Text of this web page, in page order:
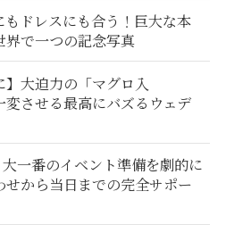
もドレスにも合う！巨大な本
界で一つの記念写真
】大迫力の「マグロ入
させる最高にバズるウェデ
大一番のイベント準備を劇的に
せから当日までの完全サポー